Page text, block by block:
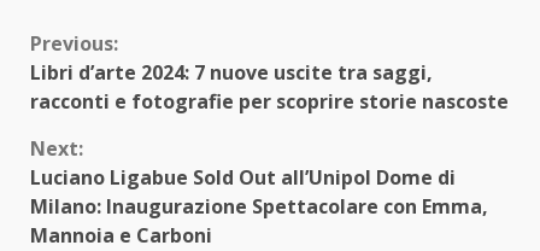
Continue
Reading
Previous:
Libri d’arte 2024: 7 nuove uscite tra saggi,
racconti e fotografie per scoprire storie nascoste
Next:
Luciano Ligabue Sold Out all’Unipol Dome di
Milano: Inaugurazione Spettacolare con Emma,
Mannoia e Carboni